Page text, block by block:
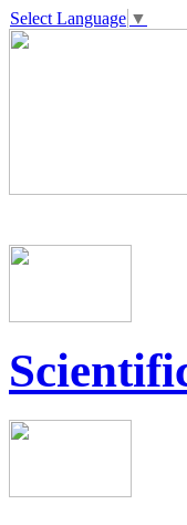
Select Language ▼